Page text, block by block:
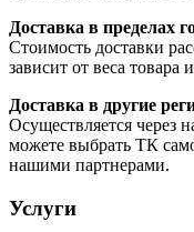
Доставка в пределах
Стоимость доставки
зависит от веса товара
Доставка в другие
Осуществляется через
можете выбрать ТК
нашими партнерами.
Услуги